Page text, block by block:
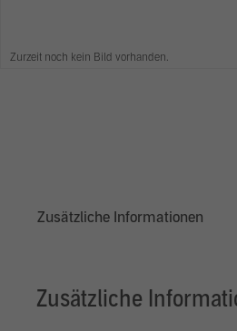
Zurzeit noch kein Bild vorhanden.
Zusätzliche Informationen
Zusätzliche